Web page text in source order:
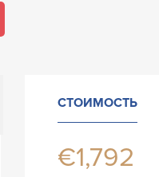
СТОИМОСТЬ
€1,792